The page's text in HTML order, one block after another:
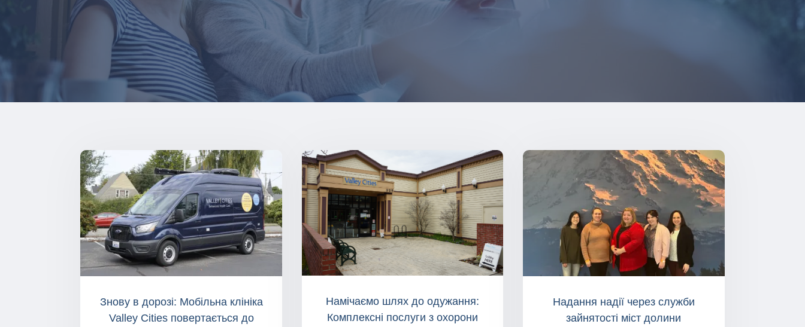
Знову в дорозі: Мобільна клініка
Valley Cities повертається до
Намічаємо шлях до одужання:
Комплексні послуги з охорони
Надання надії через служби
зайнятості міст долини